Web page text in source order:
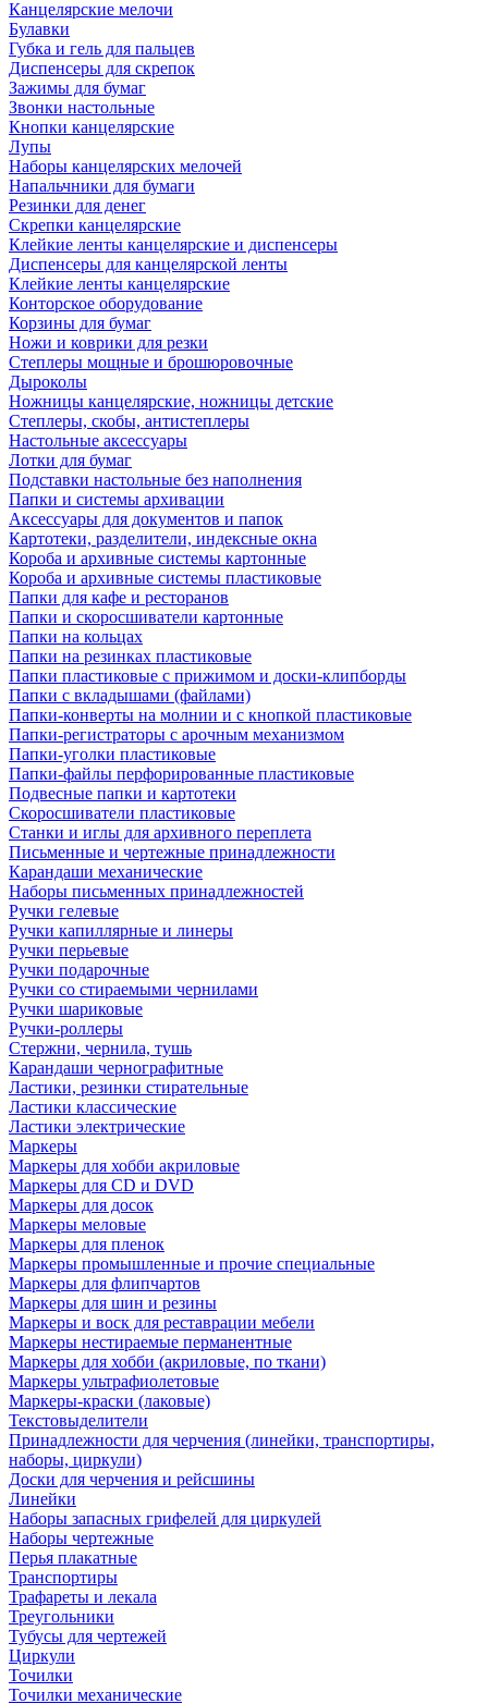
Канцелярские мелочи
Булавки
Губка и гель для пальцев
Диспенсеры для скрепок
Зажимы для бумаг
Звонки настольные
Кнопки канцелярские
Лупы
Наборы канцелярских мелочей
Напальчники для бумаги
Резинки для денег
Скрепки канцелярские
Клейкие ленты канцелярские и диспенсеры
Диспенсеры для канцелярской ленты
Клейкие ленты канцелярские
Конторское оборудование
Корзины для бумаг
Ножи и коврики для резки
Степлеры мощные и брошюровочные
Дыроколы
Ножницы канцелярские, ножницы детские
Степлеры, скобы, антистеплеры
Настольные аксессуары
Лотки для бумаг
Подставки настольные без наполнения
Папки и системы архивации
Аксессуары для документов и папок
Картотеки, разделители, индексные окна
Короба и архивные системы картонные
Короба и архивные системы пластиковые
Папки для кафе и ресторанов
Папки и скоросшиватели картонные
Папки на кольцах
Папки на резинках пластиковые
Папки пластиковые с прижимом и доски-клипборды
Папки с вкладышами (файлами)
Папки-конверты на молнии и с кнопкой пластиковые
Папки-регистраторы с арочным механизмом
Папки-уголки пластиковые
Папки-файлы перфорированные пластиковые
Подвесные папки и картотеки
Скоросшиватели пластиковые
Станки и иглы для архивного переплета
Письменные и чертежные принадлежности
Карандаши механические
Наборы письменных принадлежностей
Ручки гелевые
Ручки капиллярные и линеры
Ручки перьевые
Ручки подарочные
Ручки со стираемыми чернилами
Ручки шариковые
Ручки-роллеры
Стержни, чернила, тушь
Карандаши чернографитные
Ластики, резинки стирательные
Ластики классические
Ластики электрические
Маркеры
Маркеры для хобби акриловые
Маркеры для CD и DVD
Маркеры для досок
Маркеры меловые
Маркеры для пленок
Маркеры промышленные и прочие специальные
Маркеры для флипчартов
Маркеры для шин и резины
Маркеры и воск для реставрации мебели
Маркеры нестираемые перманентные
Маркеры для хобби (акриловые, по ткани)
Маркеры ультрафиолетовые
Маркеры-краски (лаковые)
Текстовыделители
Принадлежности для черчения (линейки, транспортиры,
наборы, циркули)
Доски для черчения и рейсшины
Линейки
Наборы запасных грифелей для циркулей
Наборы чертежные
Перья плакатные
Транспортиры
Трафареты и лекала
Треугольники
Тубусы для чертежей
Циркули
Точилки
Точилки механические